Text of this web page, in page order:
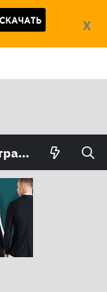
X
Регистрация